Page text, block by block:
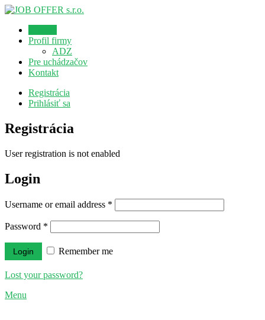
Profil firmy
ADZ
Pre uchádzačov
Kontakt
Registrácia
Prihlásiť sa
Registrácia
User registration is not enabled
Login
Username or email address *
Password *
Remember me
Lost your password?
Menu